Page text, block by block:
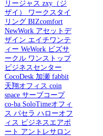
リージャス zxy（ジ
ザイ）
ワークスタイ
リングBIZcomfort
NewWorkアセットデ
ザイン エイチワンテ
ィー WeWorkビズサ
ークルワンストップ
ビジネスセンター
CocoDesk加瀬 fabbit
天翔オフィス coin
spaceサーブコープ
co-baSoloTimeオフィ
ス パセラ ハローオフ
ィス ビジネスエアポ
ート アントレサロン